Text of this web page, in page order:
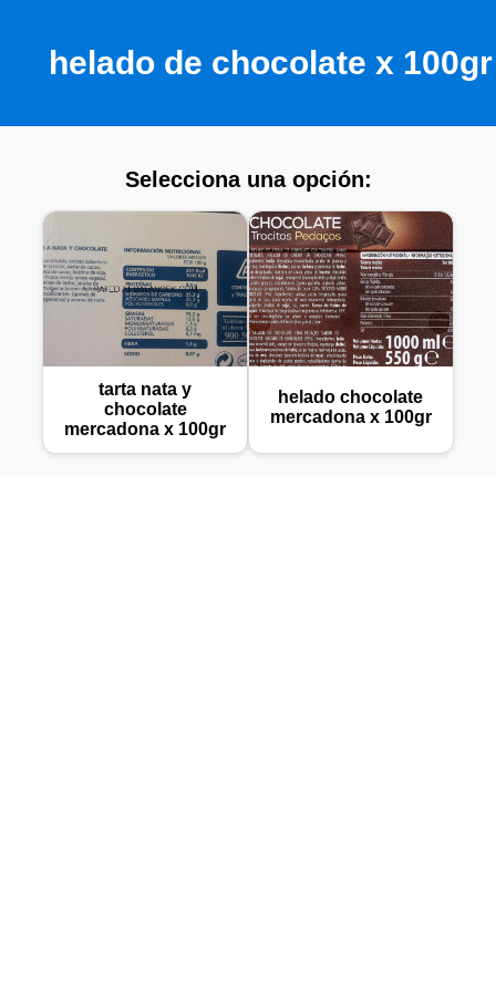
helado de chocolate x 100gr
Selecciona una opción:
tarta nata y
chocolate
mercadona x 100gr
helado chocolate
mercadona x 100gr